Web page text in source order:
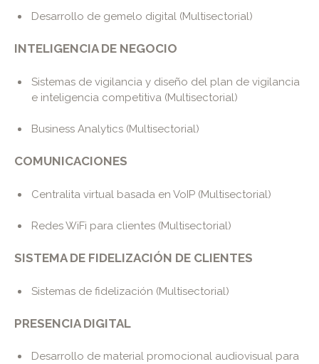
Desarrollo de gemelo digital (Multisectorial)
INTELIGENCIA DE NEGOCIO
Sistemas de vigilancia y diseño del plan de vigilancia
e inteligencia competitiva (Multisectorial)
Business Analytics (Multisectorial)
COMUNICACIONES
Centralita virtual basada en VoIP (Multisectorial)
Redes WiFi para clientes (Multisectorial)
SISTEMA DE FIDELIZACIÓN DE CLIENTES
Sistemas de fidelización (Multisectorial)
PRESENCIA DIGITAL
Desarrollo de material promocional audiovisual para